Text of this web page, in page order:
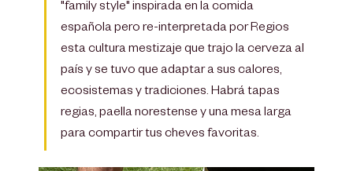
"family style" inspirada en la comida
española pero re-interpretada por Regios
esta cultura mestizaje que trajo la cerveza al
país y se tuvo que adaptar a sus calores,
ecosistemas y tradiciones. Habrá tapas
regias, paella norestense y una mesa larga
para compartir tus cheves favoritas.